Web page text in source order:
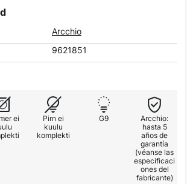
Arcchio
9621851
ei
Pirn ei
kuulu
komplekti
G9
Arcchio:
hasta 5
años de
garantía
(véanse las
especificaci
ones del
fabricante)